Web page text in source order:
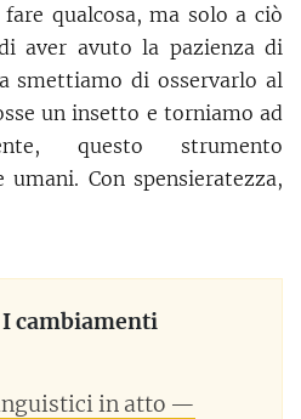
qualcosa, ma solo a ciò
aver avuto la pazienza di
smettiamo di osservarlo al
un insetto e torniamo ad
questo strumento
Con spensieratezza,
I cambiamenti
in atto —